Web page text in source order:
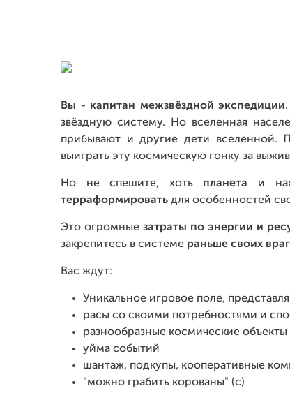
Вы - капитан межзвёздной экспедиции
звёздную систему. Но вселенная
прибывают и другие дети вселенной.
выиграть эту космическую гонку за
Но не спешите, хоть планета и
терраформировать для особенностей
Это огромныезатраты по энергии и
закрепитесь в системе раньше своих
Вас ждут:
Уникальное игровое поле,
расы со своими потребностями и
разнообразные космические объекты
уйма событий
шантаж, подкупы, кооперативные
"можно грабить корованы" (с)